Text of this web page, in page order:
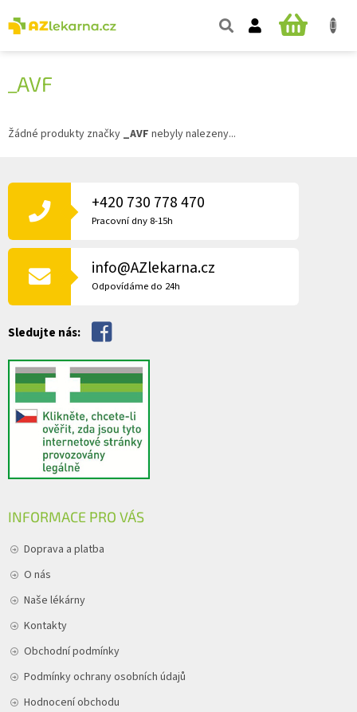
na
obsah
NÁKUPNÍ
_AVF
Žádné produkty značky _AVF nebyly nalezeny...
Á
T
+420 730 778 470
Pracovní dny 8-15h
info@AZlekarna.cz
Odpovídáme do 24h
Sledujte nás:
INFORMACE PRO VÁS
Doprava a platba
O nás
Naše lékárny
Kontakty
Obchodní podmínky
Podmínky ochrany osobních údajů
Hodnocení obchodu